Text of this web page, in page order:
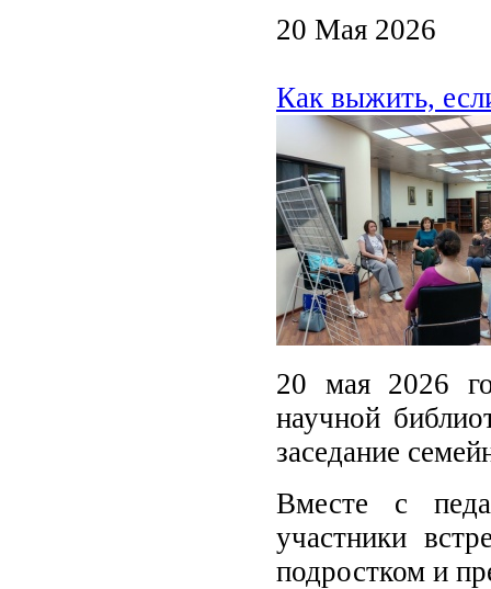
20 Мая 2026
Как выжить,
20 мая 2026
научной
заседание
Вместе с
участники
подростком и